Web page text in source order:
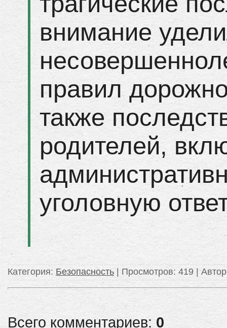
внимание
правил
также
родителей,
уголовную
Категория: Безопасность |Просмотров: 419 |Автор
Всего комментариев: 0